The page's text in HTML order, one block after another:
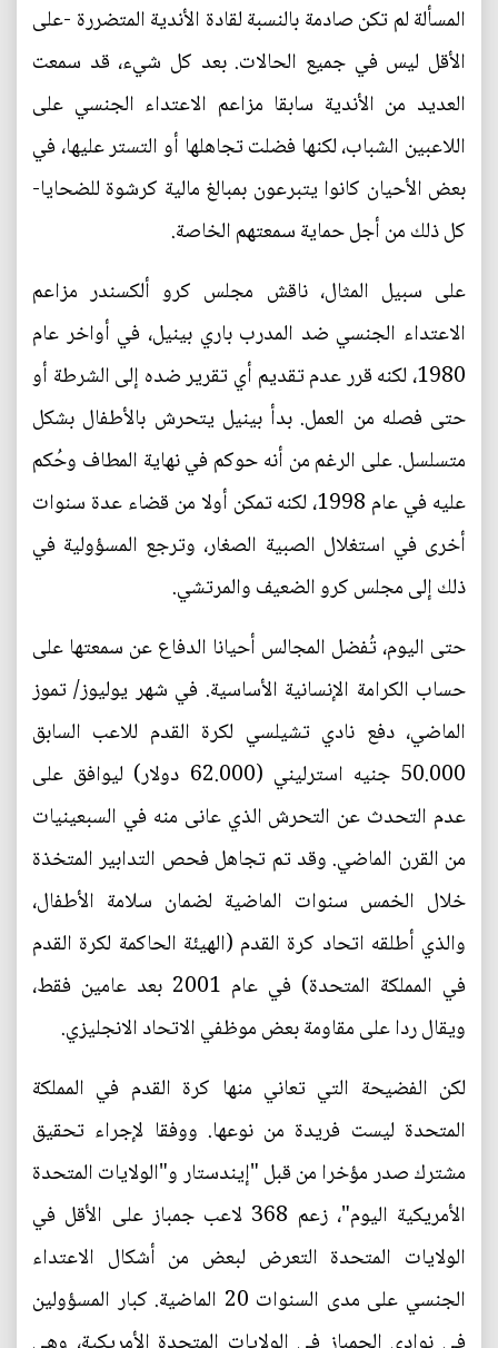
المسألة لم تكن صادمة بالنسبة لقادة الأندية المتضررة -على
الأقل ليس في جميع الحالات. بعد كل شيء، قد سمعت
العديد من الأندية سابقا مزاعم الاعتداء الجنسي على
اللاعبين الشباب، لكنها فضلت تجاهلها أو التستر عليها، في
بعض الأحيان كانوا يتبرعون بمبالغ مالية كرشوة للضحايا-
كل ذلك من أجل حماية سمعتهم الخاصة.
على سبيل المثال، ناقش مجلس كرو ألكسندر مزاعم
الاعتداء الجنسي ضد المدرب باري بينيل، في أواخر عام
1980، لكنه قرر عدم تقديم أي تقرير ضده إلى الشرطة أو
حتى فصله من العمل. بدأ بينيل يتحرش بالأطفال بشكل
متسلسل. على الرغم من أنه حوكم في نهاية المطاف وحُكم
عليه في عام 1998، لكنه تمكن أولا من قضاء عدة سنوات
أخرى في استغلال الصبية الصغار، وترجع المسؤولية في
ذلك إلى مجلس كرو الضعيف والمرتشي.
حتى اليوم، تُفضل المجالس أحيانا الدفاع عن سمعتها على
حساب الكرامة الإنسانية الأساسية. في شهر يوليوز/ تموز
الماضي، دفع نادي تشيلسي لكرة القدم للاعب السابق
50.000 جنيه استرليني (62.000 دولار) ليوافق على
عدم التحدث عن التحرش الذي عانى منه في السبعينيات
من القرن الماضي. وقد تم تجاهل فحص التدابير المتخذة
خلال الخمس سنوات الماضية لضمان سلامة الأطفال،
والذي أطلقه اتحاد كرة القدم (الهيئة الحاكمة لكرة القدم
في المملكة المتحدة) في عام 2001 بعد عامين فقط،
ويقال ردا على مقاومة بعض موظفي الاتحاد الانجليزي.
لكن الفضيحة التي تعاني منها كرة القدم في المملكة
المتحدة ليست فريدة من نوعها. ووفقا لإجراء تحقيق
مشترك صدر مؤخرا من قبل "إيندستار و"الولايات المتحدة
الأمريكية اليوم"، زعم 368 لاعب جمباز على الأقل في
الولايات المتحدة التعرض لبعض من أشكال الاعتداء
الجنسي على مدى السنوات 20 الماضية. كبار المسؤولين